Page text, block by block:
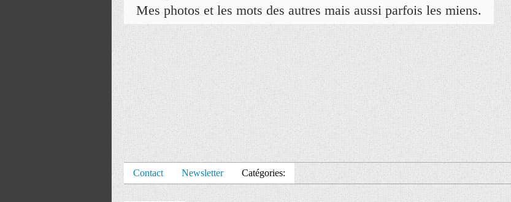
Mes photos et les mots des autres mais aussi parfois les miens.
Contact Newsletter Catégories: